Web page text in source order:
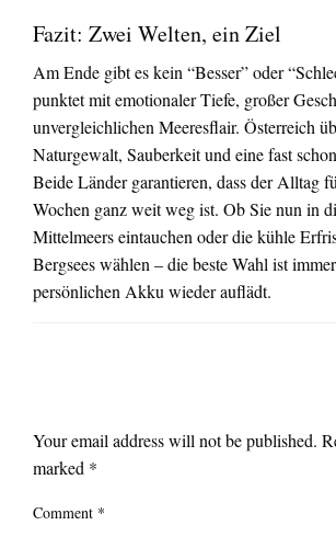
Fazit: Zwei Welten, ein Ziel
Am Ende gibt es kein “Besser” oder
punktet mit emotionaler Tiefe, großer
unvergleichlichen Meeresflair. Österreich
Naturgewalt, Sauberkeit und eine fast
Beide Länder garantieren, dass der Alltag
Wochen ganz weit weg ist. Ob Sie nun in
Mittelmeers eintauchen oder die kühle
Bergsees wählen – die beste Wahl ist
persönlichen Akku wieder auflädt.
Your email address will not be published.
marked *
Comment *